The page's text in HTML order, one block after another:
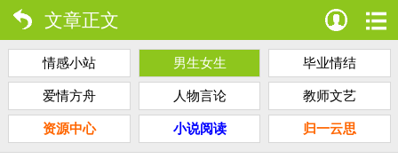
文章正文
情感小站 男生女生 毕业情结
爱情方舟 人物言论 教师文艺
资源中心 小说阅读 归一云思